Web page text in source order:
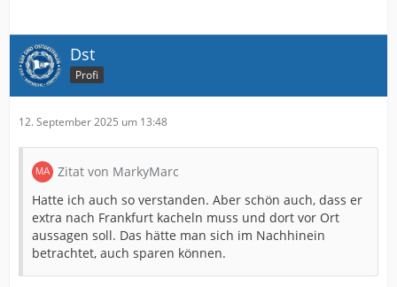
Dst
Profi
12. September 2025 um 13:48
Zitat von MarkyMarc
Hatte ich auch so verstanden. Aber schön auch, dass er
extra nach Frankfurt kacheln muss und dort vor Ort
aussagen soll. Das hätte man sich im Nachhinein
betrachtet, auch sparen können.